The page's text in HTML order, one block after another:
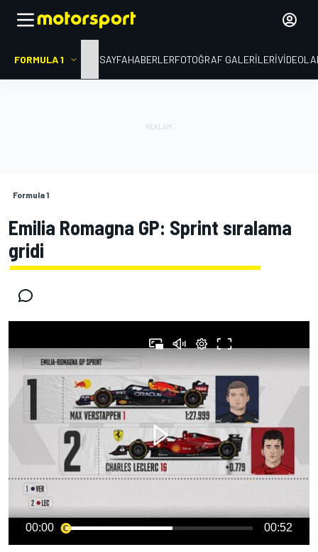
FORMULA 1 ANA SAYFAHABERLERFOTOĞRAF GALERILERI
Formula 1
Emilia Romagna GP: Sprint sıralama
gridi
00:00 00:52